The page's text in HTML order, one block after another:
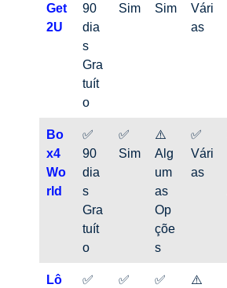
Get
2U
90
dia
s
Gra
tuít
o
Sim
Sim
Vári
as
Bo
x4
Wo
rld
✅
90
dia
s
Gra
tuít
o
✅
Sim
⚠️
Alg
um
as
Op
çõe
s
✅
Vári
as
Lô
✅
✅
✅
⚠️